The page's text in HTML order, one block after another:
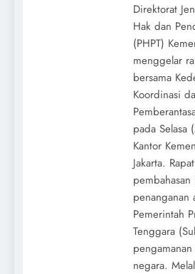
Direktorat
Hak dan
(PHPT)
menggelar
bersama
Koordinasi
pada
Kantor
Jakarta.
penanganan
Pemerintah
Tenggara
negara.